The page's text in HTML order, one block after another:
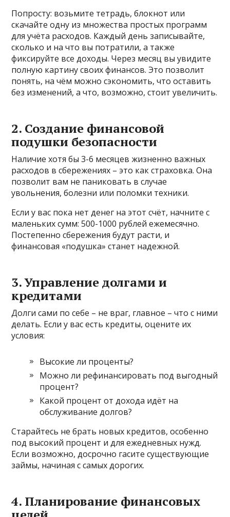
Попросту: возьмите тетрадь, блокнот или
скачайте одну из множества простых программ
для учёта расходов. Каждый день записывайте,
сколько и на что вы потратили, а также
фиксируйте все доходы. Через месяц вы увидите
полную картину своих финансов. Это позволит
понять, на чём можно сэкономить, что оставить
без изменений, а что, возможно, стоит увеличить.
2. Создание финансовой
подушки безопасности
Наличие хотя бы 3-6 месяцев жизненно важных
расходов в сбережениях – это как страховка. Она
позволит вам не паниковать в случае
увольнения, болезни или поломки техники.
Если у вас пока нет денег на этот счёт, начните с
маленьких сумм: 500-1000 рублей ежемесячно.
Постепенно сбережения будут расти, и
финансовая «подушка» станет надежной.
3. Управление долгами и
кредитами
Долги сами по себе – не враг, главное – что с ними
делать. Если у вас есть кредиты, оцените их
условия:
Высокие ли проценты?
Можно ли рефинансировать под выгодный
процент?
Какой процент от дохода идёт на
обслуживание долгов?
Старайтесь не брать новых кредитов, особенно
под высокий процент и для ежедневных нужд.
Если возможно, досрочно гасите существующие
займы, начиная с самых дорогих.
4. Планирование финансовых